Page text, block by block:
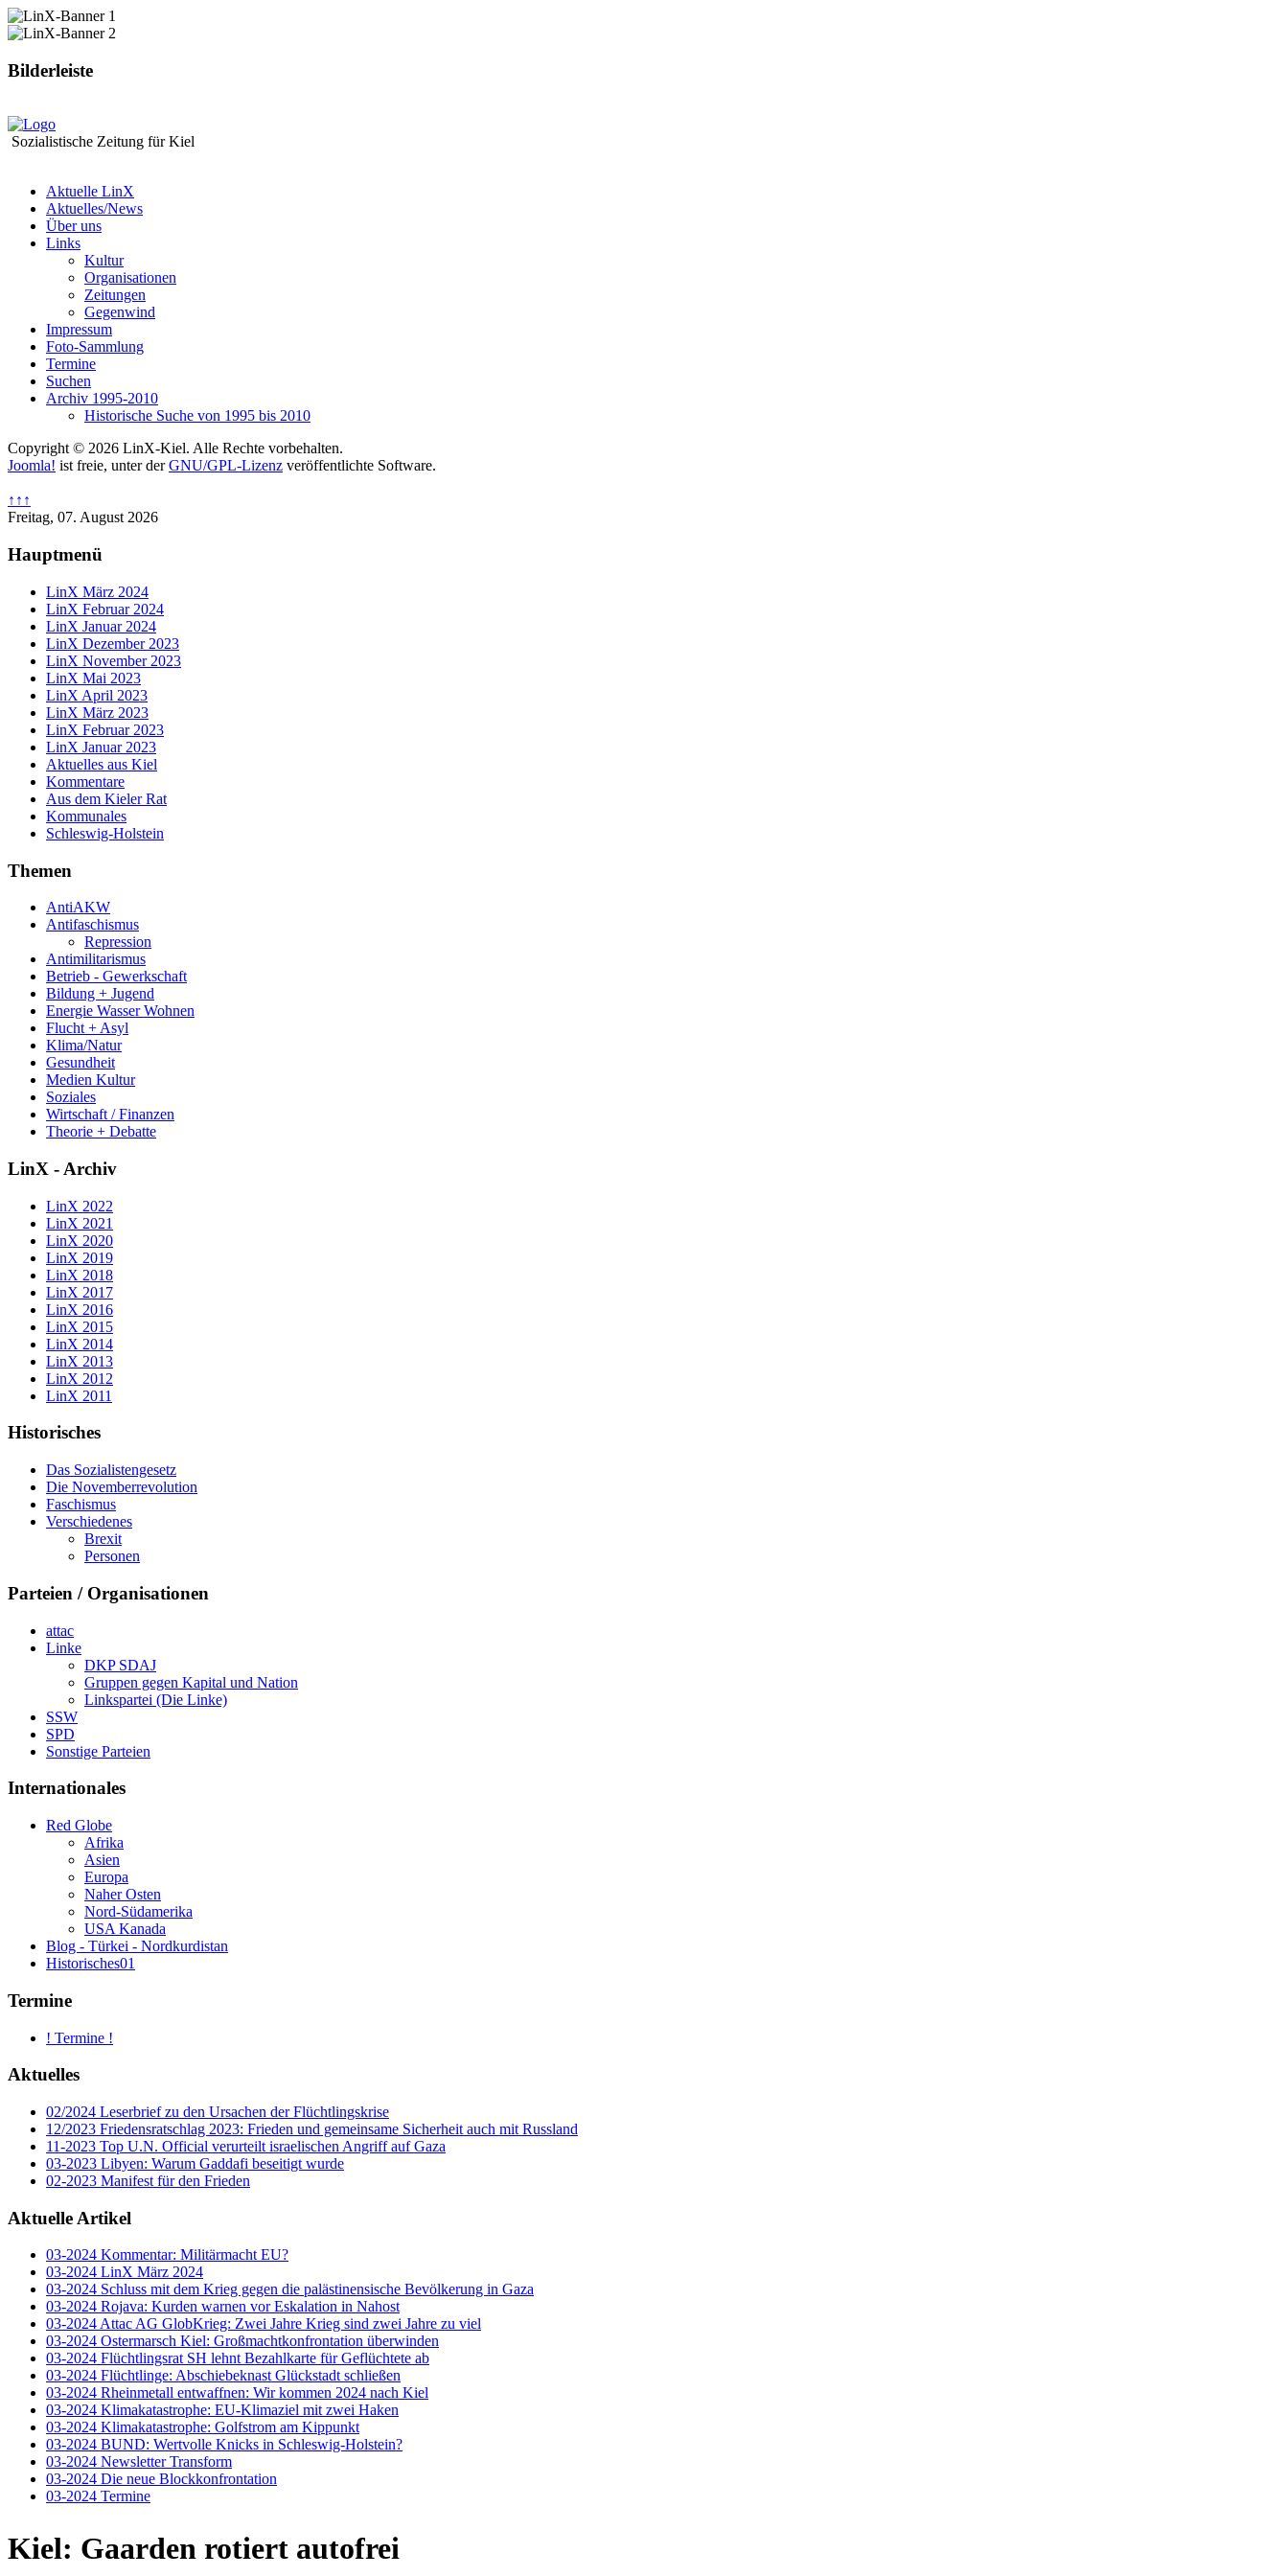
Bilderleiste
Sozialistische Zeitung für Kiel
Aktuelle LinX
Aktuelles/News
Über uns
Links
Kultur
Organisationen
Zeitungen
Gegenwind
Impressum
Foto-Sammlung
Termine
Suchen
Archiv 1995-2010
Historische Suche von 1995 bis 2010
Copyright © 2026 LinX-Kiel. Alle Rechte vorbehalten.
Joomla! ist freie, unter derGNU/GPL-Lizenz veröffentlichte Software.
↑↑↑
Freitag, 07. August 2026
Hauptmenü
LinX März 2024
LinX Februar 2024
LinX Januar 2024
LinX Dezember 2023
LinX November 2023
LinX Mai 2023
LinX April 2023
LinX März 2023
LinX Februar 2023
LinX Januar 2023
Aktuelles aus Kiel
Kommentare
Aus dem Kieler Rat
Kommunales
Schleswig-Holstein
Themen
AntiAKW
Antifaschismus
Repression
Antimilitarismus
Betrieb - Gewerkschaft
Bildung + Jugend
Energie Wasser Wohnen
Flucht + Asyl
Klima/Natur
Gesundheit
Medien Kultur
Soziales
Wirtschaft / Finanzen
Theorie + Debatte
LinX - Archiv
LinX 2022
LinX 2021
LinX 2020
LinX 2019
LinX 2018
LinX 2017
LinX 2016
LinX 2015
LinX 2014
LinX 2013
LinX 2012
LinX 2011
Historisches
Das Sozialistengesetz
Die Novemberrevolution
Faschismus
Verschiedenes
Brexit
Personen
Parteien / Organisationen
attac
Linke
DKP SDAJ
Gruppen gegen Kapital und Nation
Linkspartei (Die Linke)
SSW
SPD
Sonstige Parteien
Internationales
Red Globe
Afrika
Asien
Europa
Naher Osten
Nord-Südamerika
USA Kanada
Blog - Türkei - Nordkurdistan
Historisches01
Termine
! Termine !
Aktuelles
02/2024 Leserbrief zu den Ursachen der Flüchtlingskrise
12/2023 Friedensratschlag 2023: Frieden und gemeinsame Sicherheit auch mit Russland
11-2023 Top U.N. Official verurteilt israelischen Angriff auf Gaza
03-2023 Libyen: Warum Gaddafi beseitigt wurde
02-2023 Manifest für den Frieden
Aktuelle Artikel
03-2024 Kommentar: Militärmacht EU?
03-2024 LinX März 2024
03-2024 Schluss mit dem Krieg gegen die palästinensische Bevölkerung in Gaza
03-2024 Rojava: Kurden warnen vor Eskalation in Nahost
03-2024 Attac AG GlobKrieg: Zwei Jahre Krieg sind zwei Jahre zu viel
03-2024 Ostermarsch Kiel: Großmachtkonfrontation überwinden
03-2024 Flüchtlingsrat SH lehnt Bezahlkarte für Geflüchtete ab
03-2024 Flüchtlinge: Abschiebeknast Glückstadt schließen
03-2024 Rheinmetall entwaffnen: Wir kommen 2024 nach Kiel
03-2024 Klimakatastrophe: EU-Klimaziel mit zwei Haken
03-2024 Klimakatastrophe: Golfstrom am Kippunkt
03-2024 BUND: Wertvolle Knicks in Schleswig-Holstein?
03-2024 Newsletter Transform
03-2024 Die neue Blockkonfrontation
03-2024 Termine
Kiel: Gaarden rotiert autofrei